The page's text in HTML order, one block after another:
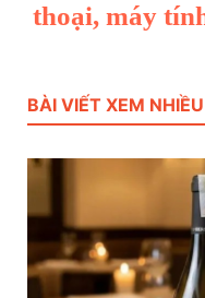
thoại, máy
BÀI VIẾT XEM